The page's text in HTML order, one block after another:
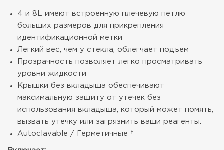
4 и 8L имеют встроенную плечевую петлю
больших размеров для прикрепления
идентификационной метки
Легкий вес, чем у стекла, облегчает подъем
Прозрачность позволяет легко просматривать
уровни жидкости
Крышки без вкладыша обеспечивают
максимальную защиту от утечек без
использования вкладыша, который может помять,
вызвать утечку или загрязнить ваши реагенты.
Autoclavable / Герметичные †